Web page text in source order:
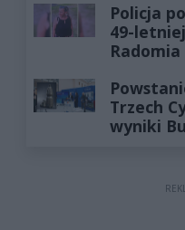
Policja
49-
Radomia
Trzech
wyniki